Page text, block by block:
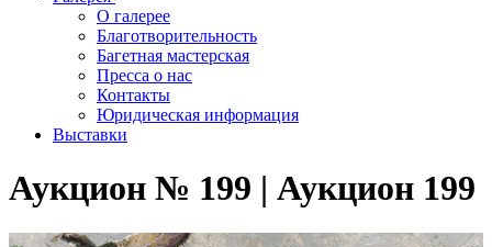
О галерее
Благотворительность
Багетная мастерская
Пресса о нас
Контакты
Юридическая информация
Выставки
Аукцион № 199 | Аукцион 199